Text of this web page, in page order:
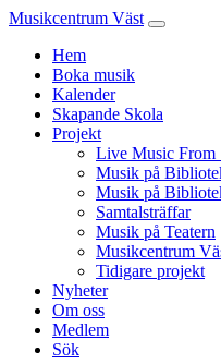
Musikcentrum Väst
Hem
Boka musik
Kalender
Skapande Skola
Projekt
Live Music From
Musik på
Musik på
Samtalsträffar
Musik på Teatern
Musikcentrum
Tidigare projekt
Nyheter
Om oss
Medlem
Sök